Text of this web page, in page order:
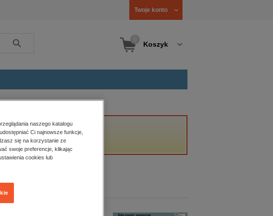
Twoje konto
Szukaj Koszyk
nie jest dostępny.
naszego katalogu
Ci najnowsze funkcje,
się na korzystanie ze
swoje preferencje, klikając
cookies lub